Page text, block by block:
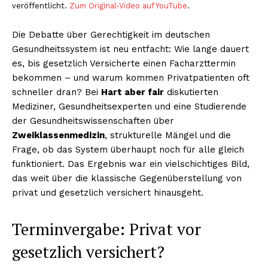
veröffentlicht. Zum Original-Video auf YouTube.
Die Debatte über Gerechtigkeit im deutschen
Gesundheitssystem ist neu entfacht: Wie lange dauert
es, bis gesetzlich Versicherte einen Facharzttermin
bekommen – und warum kommen Privatpatienten oft
schneller dran? Bei Hart aber fair diskutierten
Mediziner, Gesundheitsexperten und eine Studierende
der Gesundheitswissenschaften über
Zweiklassenmedizin, strukturelle Mängel und die
Frage, ob das System überhaupt noch für alle gleich
funktioniert. Das Ergebnis war ein vielschichtiges Bild,
das weit über die klassische Gegenüberstellung von
privat und gesetzlich versichert hinausgeht.
Terminvergabe: Privat vor
gesetzlich versichert?